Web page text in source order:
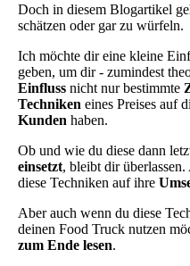
Doch in diesem Blogartikel
schätzen oder gar zu würfeln.
Ich möchte dir eine kleine
geben, um dir - zumindest
Einfluss nicht nur bestimmte
Techniken eines Preises auf
Kunden haben.
Ob und wie du diese dann
einsetzt, bleibt dir
diese Techniken auf ihre
Aber auch wenn du diese
deinen Food Truck nutzen
zum Ende lesen.